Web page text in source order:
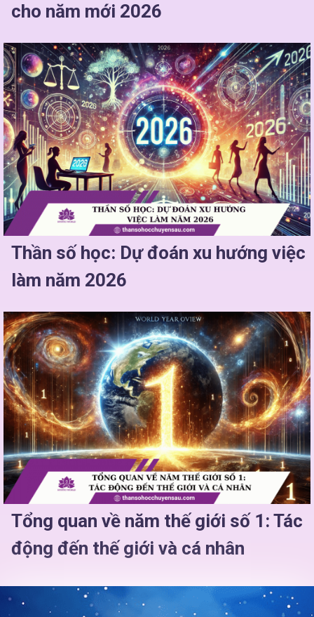
cho năm mới 2026
Thần số học: Dự đoán xu hướng việc
làm năm 2026
Tổng quan về năm thế giới số 1: Tác
động đến thế giới và cá nhân